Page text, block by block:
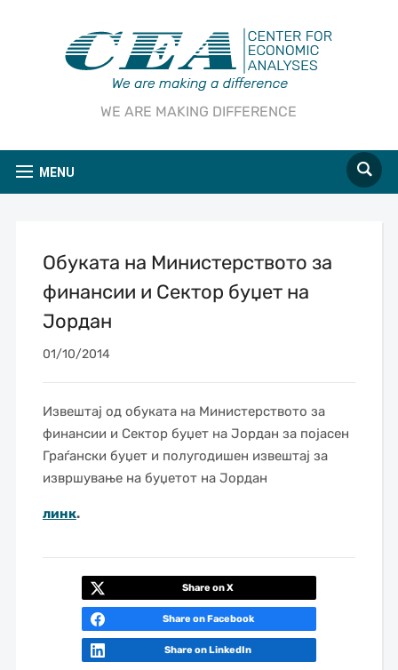
WE ARE MAKING DIFFERENCE
MENU
Oбуката на Министерството за
финансии и Сектор буџет на
Јордан
01/10/2014
Извештај од обуката на Министерството за
финансии и Сектор буџет на Јордан за појасен
Граѓански буџет и полугодишен извештај за
извршување на буџетот на Јордан
линк.
Share on X
Share on Facebook
Share on LinkedIn